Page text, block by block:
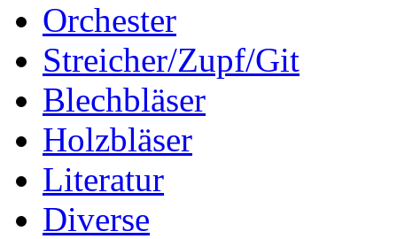
Orchester
Streicher/Zupf/Git
Blechbläser
Holzbläser
Literatur
Diverse